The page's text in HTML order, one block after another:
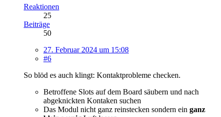
Reaktionen
25
Beiträge
50
27. Februar 2024 um 15:08
#6
So blöd es auch klingt: Kontaktprobleme checken.
Betroffene Slots auf dem Board säubern und nach
abgeknickten Kontaken suchen
Das Modul nicht ganz reinstecken sondern ein ganz